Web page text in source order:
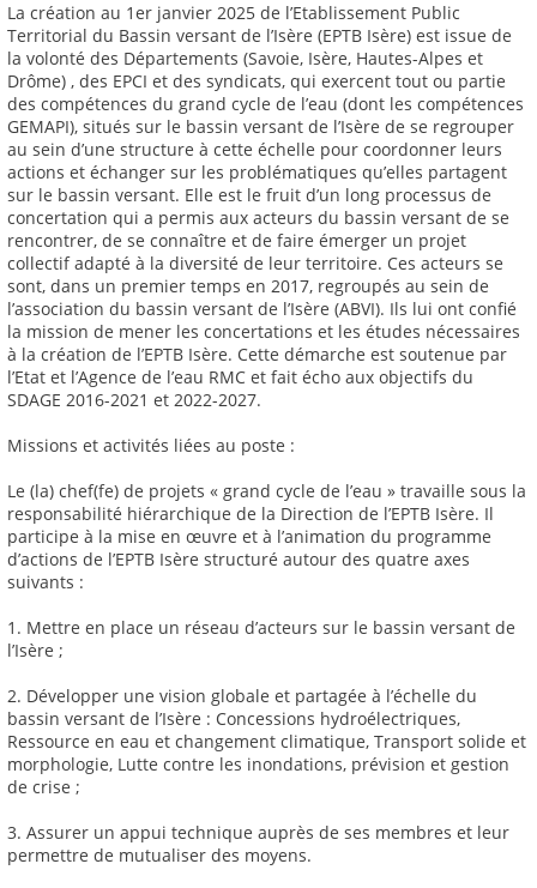
La création au 1er janvier 2025 de l’Etablissement Public
Territorial du Bassin versant de l’Isère (EPTB Isère) est issue de
la volonté des Départements (Savoie, Isère, Hautes-Alpes et
Drôme) , des EPCI et des syndicats, qui exercent tout ou partie
des compétences du grand cycle de l’eau (dont les compétences
GEMAPI), situés sur le bassin versant de l’Isère de se regrouper
au sein d’une structure à cette échelle pour coordonner leurs
actions et échanger sur les problématiques qu’elles partagent
sur le bassin versant. Elle est le fruit d’un long processus de
concertation qui a permis aux acteurs du bassin versant de se
rencontrer, de se connaître et de faire émerger un projet
collectif adapté à la diversité de leur territoire. Ces acteurs se
sont, dans un premier temps en 2017, regroupés au sein de
l’association du bassin versant de l’Isère (ABVI). Ils lui ont confié
la mission de mener les concertations et les études nécessaires
à la création de l’EPTB Isère. Cette démarche est soutenue par
l’Etat et l’Agence de l’eau RMC et fait écho aux objectifs du
SDAGE 2016-2021 et 2022-2027.
Missions et activités liées au poste :
Le (la) chef(fe) de projets « grand cycle de l’eau » travaille sous la
responsabilité hiérarchique de la Direction de l’EPTB Isère. Il
participe à la mise en œuvre et à l’animation du programme
d’actions de l’EPTB Isère structuré autour des quatre axes
suivants :
1. Mettre en place un réseau d’acteurs sur le bassin versant de
l’Isère ;
2. Développer une vision globale et partagée à l’échelle du
bassin versant de l’Isère : Concessions hydroélectriques,
Ressource en eau et changement climatique, Transport solide et
morphologie, Lutte contre les inondations, prévision et gestion
de crise ;
3. Assurer un appui technique auprès de ses membres et leur
permettre de mutualiser des moyens.